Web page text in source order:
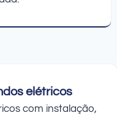
elétricos
com instalação,